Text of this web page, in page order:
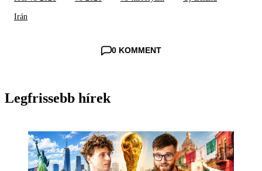
Irán
0 KOMMENT
Legfrissebb hírek